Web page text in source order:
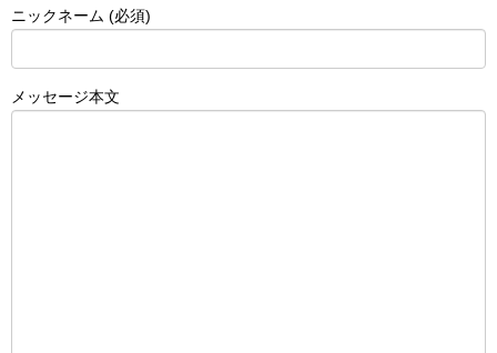
ニックネーム (必須)
メッセージ本文